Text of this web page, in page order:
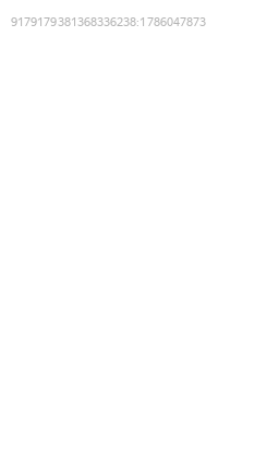
9179179381368336238:1786047873